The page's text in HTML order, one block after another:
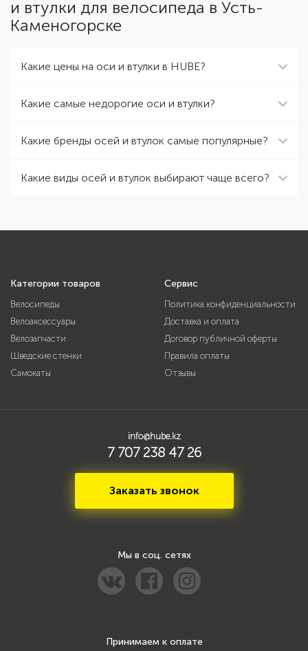
и втулки для велосипеда в Усть-
Каменогорске
Какие цены на оси и втулки в HUBE?
Какие самые недорогие оси и втулки?
Какие бренды осей и втулок самые популярные?
Какие виды осей и втулок выбирают чаще всего?
Категории товаров
Велосипеды
Велоаксессуары
Велозапчасти
Шведские стенки
Самокаты
Сервис
Политика конфиденциальности
Доставка и оплата
Договор публичной оферты
Правила оплаты
Отзывы
info@hube.kz
7 707 238 47 26
Заказать звонок
Мы в соц. сетях
Принимаем к оплате